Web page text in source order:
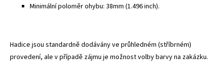
Minimální poloměr ohybu: 38mm (1.496 inch).
Hadice jsou standardně dodávány ve průhledném (stříbrném)
provedení, ale v případě zájmu je možnost volby barvy na zakázku.